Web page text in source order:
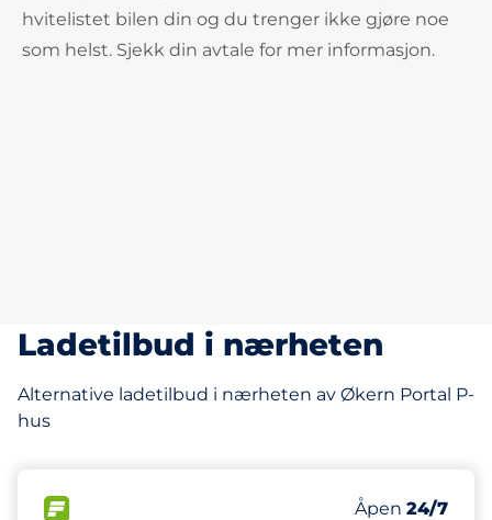
hvitelistet bilen din og du trenger ikke gjøre noe
som helst. Sjekk din avtale for mer informasjon.
Ladetilbud i nærheten
Alternative ladetilbud i nærheten av Økern Portal P-
hus
Antall
156
Ladeplasser
10
HC plasser
1
Fredag
Åpen 24/7
21 m